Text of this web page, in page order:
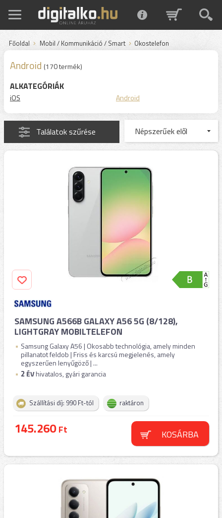
Főoldal Mobil / Kommunikáció / Smart Okostelefon
Android (170 termék)
ALKATEGÓRIÁK
iOS Android
Találatok szűrése
SAMSUNG A566B GALAXY A56 5G (8/128),
LIGHTGRAY MOBILTELEFON
Samsung Galaxy A56 | Okosabb technológia, amely minden
pillanatot feldob | Friss és karcsú megjelenés, amely
egyszerűen lenyűgöző | ...
2 ÉVhivatalos, gyári garancia
Szállítási díj: 990 Ft-tól raktáron
145.260Ft KOSÁRBA